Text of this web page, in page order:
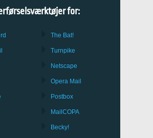
for:
The Bat!
Turnpike
Netscape
Opera Mail
Postbox
MailCOPA
Becky!